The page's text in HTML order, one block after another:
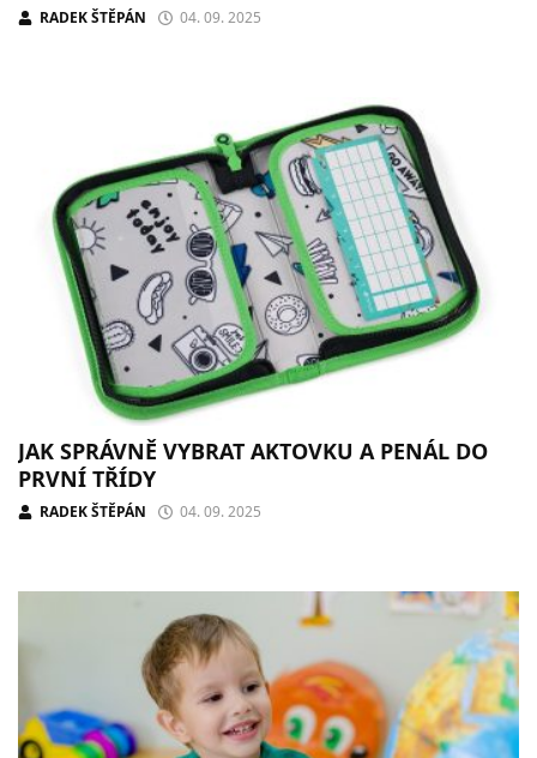
RADEK ŠTĚPÁN 04. 09. 2025
JAK SPRÁVNĚ VYBRAT AKTOVKU A PENÁL DO
PRVNÍ TŘÍDY
RADEK ŠTĚPÁN 04. 09. 2025